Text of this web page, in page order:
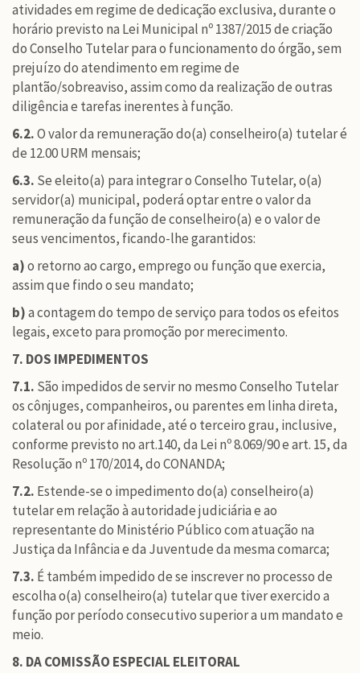
atividades em regime de dedicação exclusiva, durante o
horário previsto na Lei Municipal nº 1387/2015 de criação
do Conselho Tutelar para o funcionamento do órgão, sem
prejuízo do atendimento em regime de
plantão/sobreaviso, assim como da realização de outras
diligência e tarefas inerentes à função.
6.2.O valor da remuneração do(a) conselheiro(a) tutelar é
de 12.00 URM mensais;
6.3. Se eleito(a) para integrar o Conselho Tutelar, o(a)
servidor(a) municipal, poderá optar entre o valor da
remuneração da função de conselheiro(a) e o valor de
seus vencimentos, ficando-lhe garantidos:
a)o retorno ao cargo, emprego ou função que exercia,
assim que findo o seu mandato;
b)a contagem do tempo de serviço para todos os efeitos
legais, exceto para promoção por merecimento.
7. DOS IMPEDIMENTOS
7.1. São impedidos de servir no mesmo Conselho Tutelar
os cônjuges, companheiros, ou parentes em linha direta,
colateral ou por afinidade, até o terceiro grau, inclusive,
conforme previsto no art.140, da Lei nº 8.069/90 e art. 15, da
Resolução nº 170/2014, do CONANDA;
7.2. Estende-se o impedimento do(a) conselheiro(a)
tutelar em relação à autoridade judiciária e ao
representante do Ministério Público com atuação na
Justiça da Infância e da Juventude da mesma comarca;
7.3. É também impedido de se inscrever no processo de
escolha o(a) conselheiro(a) tutelar que tiver exercido a
função por período consecutivo superior a um mandato e
meio.
8. DA COMISSÃO ESPECIAL ELEITORAL